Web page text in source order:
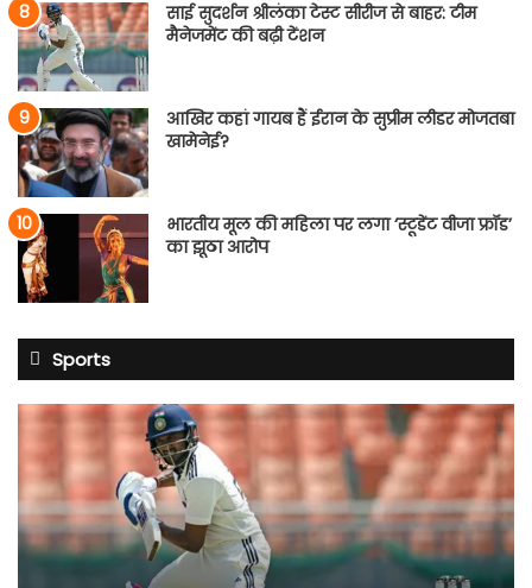
साई सुदर्शन श्रीलंका टेस्ट सीरीज से बाहर: टीम
मैनेजमेंट की बढ़ी टेंशन
आखिर कहां गायब हैं ईरान के सुप्रीम लीडर मोजतबा
खामेनेई?
भारतीय मूल की महिला पर लगा ‘स्टूडेंट वीजा फ्रॉड’
का झूठा आरोप
Sports
साई
श्रीलंका
सीरीज
से